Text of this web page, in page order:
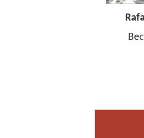
Rafael Jaime Bueno
Beca Investigación